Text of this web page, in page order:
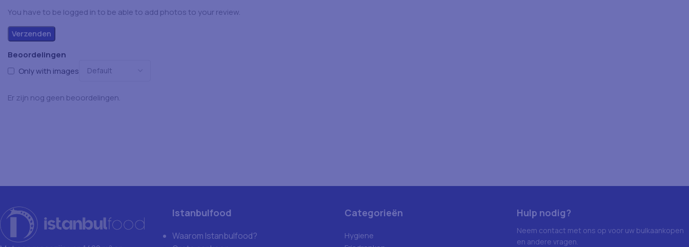
Beoordelingen
Only with images
Er zijn nog geen beoordelingen.
You have to be logged in to be able to add photos to your review.
Istanbulfood
Waarom Istanbulfood?
Categorieën
Hygiene
Hulp nodig?
Neem contact met ons op voor uw bulkaankopen
en andere vragen.